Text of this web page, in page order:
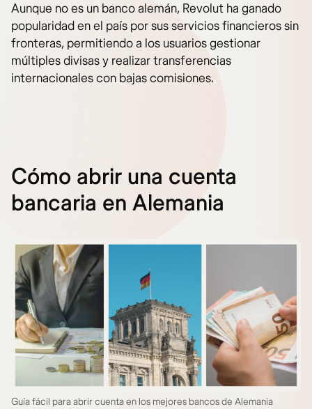
Aunque no es un banco alemán, Revolut ha ganado
popularidad en el país por sus servicios financieros sin
fronteras, permitiendo a los usuarios gestionar
múltiples divisas y realizar transferencias
internacionales con bajas comisiones.
Cómo abrir una cuenta
bancaria en Alemania
Guía fácil para abrir cuenta en los mejores bancos de Alemania